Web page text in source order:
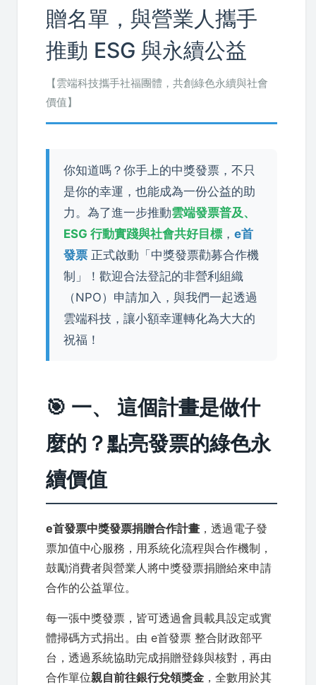
贈名單，與營業人攜手
推動 ESG 與永續公益
【雲端科技攜手社福團體，共創綠色永續與社會
價值】
你知道嗎？你手上的中獎發票，不只
是你的幸運，也能成為一份公益的助
力。為了進一步推動雲端發票普及、
ESG 行動實踐與社會共好目標 ， e首
發票 正式啟動「中獎發票勸募合作機
制」！歡迎合法登記的非營利組織
（NPO）申請加入，與我們一起透過
雲端科技，讓小額幸運轉化為大大的
祝福！
🎯 一、 這個計畫是做什
麼的？點亮發票的綠色永
續價值
e首發票中獎發票捐贈合作計畫 ，透過電子發
票加值中心服務，用系統化流程與合作機制，
鼓勵消費者與營業人將中獎發票捐贈給來申請
合作的公益單位。
每一張中獎發票，皆可透過會員載具設定或實
體掃碼方式捐出。由 e首發票 整合財政部平
台，透過系統協助完成捐贈登錄與核對，再由
合作單位親自前往銀行兌領獎金 ，全數用於其